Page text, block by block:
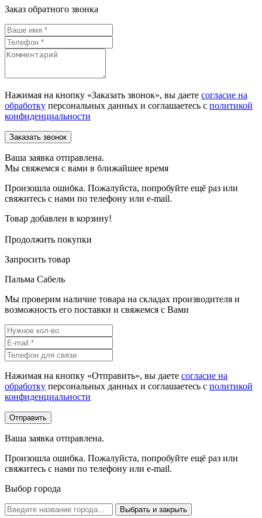
Заказ обратного звонка
Нажимая на кнопку «Заказать звонок», вы даете согласие на
обработку персональных данных и соглашаетесь c политикой
конфиденциальности
Ваша заявка отправлена.
Мы свяжемся с вами в ближайшее время
Произошла ошибка. Пожалуйста, попробуйте ещё раз или
свяжитесь с нами по телефону или e-mail.
Товар добавлен в корзину!
Продолжить покупки
Запросить товар
Пальма Сабель
Мы проверим наличие товара на складах производителя и
возможность его поставки и свяжемся с Вами
Нажимая на кнопку «Отправить», вы даете согласие на
обработку персональных данных и соглашаетесь c политикой
конфиденциальности
Ваша заявка отправлена.
Произошла ошибка. Пожалуйста, попробуйте ещё раз или
свяжитесь с нами по телефону или e-mail.
Выбор города
Выбрать и закрыть